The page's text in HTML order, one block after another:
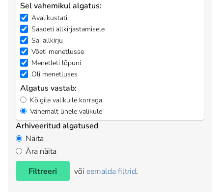
Sel vahemikul algatus:
Avalikustati
Saadeti allkirjastamisele
Sai allkirju
Võeti menetlusse
Menetleti lõpuni
Oli menetluses
Algatus vastab:
Kõigile valikuile korraga
Vähemalt ühele valikule
Arhiveeritud algatused
Näita
Ära näita
Filtreeri
või eemalda filtrid.